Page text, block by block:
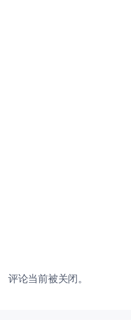
评论当前被关闭。